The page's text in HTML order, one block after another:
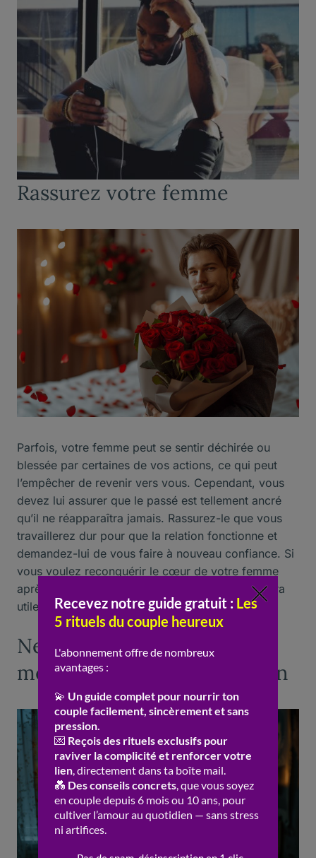
Rassurez votre femme
Parfois, votre femme peut se sentir déchirée ou
blessée par certaines de vos actions, ce qui peut
l’empêcher de revenir vers vous. Cependant, vous
devez lui assurer que le passé est tellement ancré
qu’il ne réapparaîtra jamais. Rassurez-le que vous
travaillerez dur pour que la relation fonctionne et
demandez-lui de vous faire à nouveau confiance. Si
vous voulez reconquérir le cœur de votre femme
après avoir triché, ce genre d’assurance vous sera
utile
Ne laissez pas le passé se
mettre en travers du chemin